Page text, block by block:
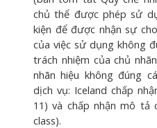
chủ thể được phép sử
kiện để được nhận sự
của việc sử dụng không
trách nhiệm của chủ
nhãn hiệu không đúng
dịch vụ: Iceland chấp
11) và chấp nhận mô tả
class).